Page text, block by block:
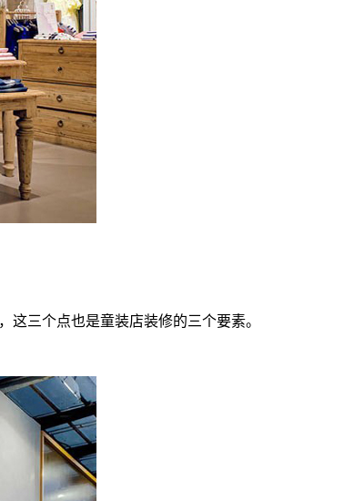
三个点也是童装店装修的三个要素。